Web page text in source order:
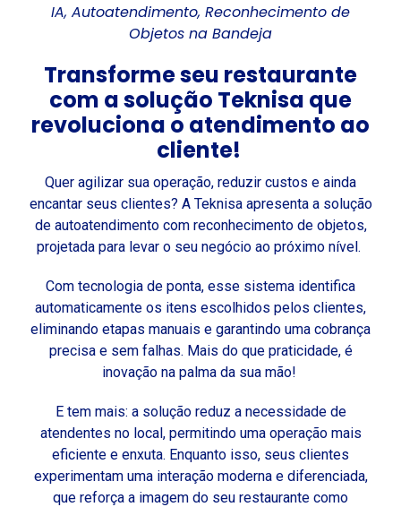
IA, Autoatendimento, Reconhecimento de
Objetos na Bandeja
Transforme seu restaurante
com a solução Teknisa que
revoluciona o atendimento ao
cliente!
Quer agilizar sua operação, reduzir custos e ainda
encantar seus clientes? A Teknisa apresenta a solução
de autoatendimento com reconhecimento de objetos,
projetada para levar o seu negócio ao próximo nível.
Com tecnologia de ponta, esse sistema identifica
automaticamente os itens escolhidos pelos clientes,
eliminando etapas manuais e garantindo uma cobrança
precisa e sem falhas. Mais do que praticidade, é
inovação na palma da sua mão!
E tem mais: a solução reduz a necessidade de
atendentes no local, permitindo uma operação mais
eficiente e enxuta. Enquanto isso, seus clientes
experimentam uma interação moderna e diferenciada,
que reforça a imagem do seu restaurante como